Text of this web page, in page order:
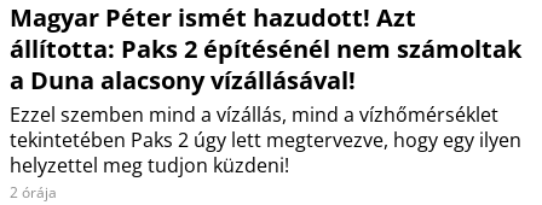
Magyar Péter ismét hazudott! Azt
állította: Paks 2 építésénél nem számoltak
a Duna alacsony vízállásával!
Ezzel szemben mind a vízállás, mind a vízhőmérséklet
tekintetében Paks 2 úgy lett megtervezve, hogy egy ilyen
helyzettel meg tudjon küzdeni!
2 órája